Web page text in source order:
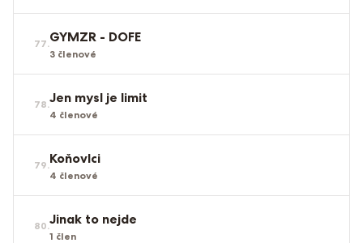
77.GYMZR - DOFE
3 členové
78.Jen mysl je limit
4 členové
79.Koňovlci
4 členové
80.Jinak to nejde
1 člen